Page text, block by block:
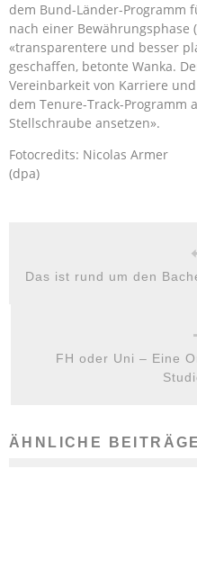
dem Bund-Länder-Programm
nach einer Bewährungsphase
«transparentere und besser
geschaffen, betonte Wanka.
Vereinbarkeit von Karriere
dem Tenure-Track-Programm
Stellschraube ansetzen».
Fotocredits: Nicolas Armer
(dpa)
Das ist rund um den
FH oder Uni – Eine
ÄHNLICHE BEITRÄGE